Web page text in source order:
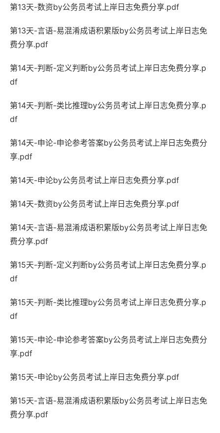
第13天-数资by公务员考试上岸日志免费分享.pdf
第13天-言语-易混淆成语积累版by公务员考试上岸日志免
费分享.pdf
第14天-判断-定义判断by公务员考试上岸日志免费分享.p
df
第14天-判断-类比推理by公务员考试上岸日志免费分享.p
df
第14天-申论-申论参考答案by公务员考试上岸日志免费分
享.pdf
第14天-申论by公务员考试上岸日志免费分享.pdf
第14天-数资by公务员考试上岸日志免费分享.pdf
第14天-言语-易混淆成语积累版by公务员考试上岸日志免
费分享.pdf
第15天-判断-定义判断by公务员考试上岸日志免费分享.p
df
第15天-判断-类比推理by公务员考试上岸日志免费分享.p
df
第15天-申论-申论参考答案by公务员考试上岸日志免费分
享.pdf
第15天-申论by公务员考试上岸日志免费分享.pdf
第15天-言语-易混淆成语积累版by公务员考试上岸日志免
费分享.pdf